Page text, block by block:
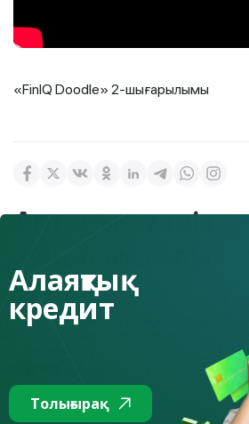
«FinIQ Doodle» 2-шығарылымы
Аптаның үздік
21.01.2026
Автосақтандыру:
жүргізушілер үшін не
7.08.2026
Алаяқтық
кредит
Толығырақ